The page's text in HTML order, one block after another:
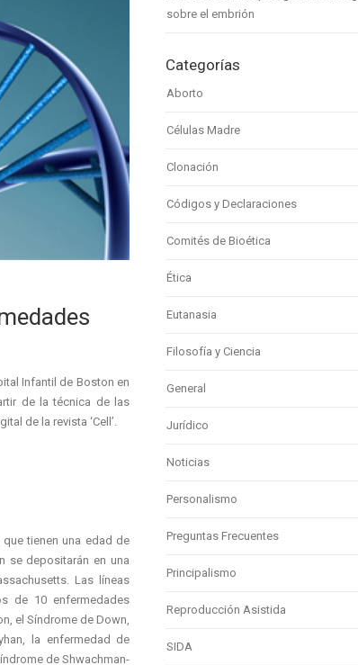
Infantil de Boston en
de la técnica de las
de la revista ‘Cell’.
tienen una edad de
se depositarán en una
Las líneas
de 10 enfermedades
el Síndrome de Down,
la enfermedad de
de Shwachman-
sobre el embrión
Categorías
Aborto
Células Madre
Clonación
Códigos y Declaraciones
Comités de Bioética
Ética
Eutanasia
Filosofía y Ciencia
General
Jurídico
Noticias
Personalismo
Preguntas Frecuentes
Principalismo
Reproducción Asistida
SIDA